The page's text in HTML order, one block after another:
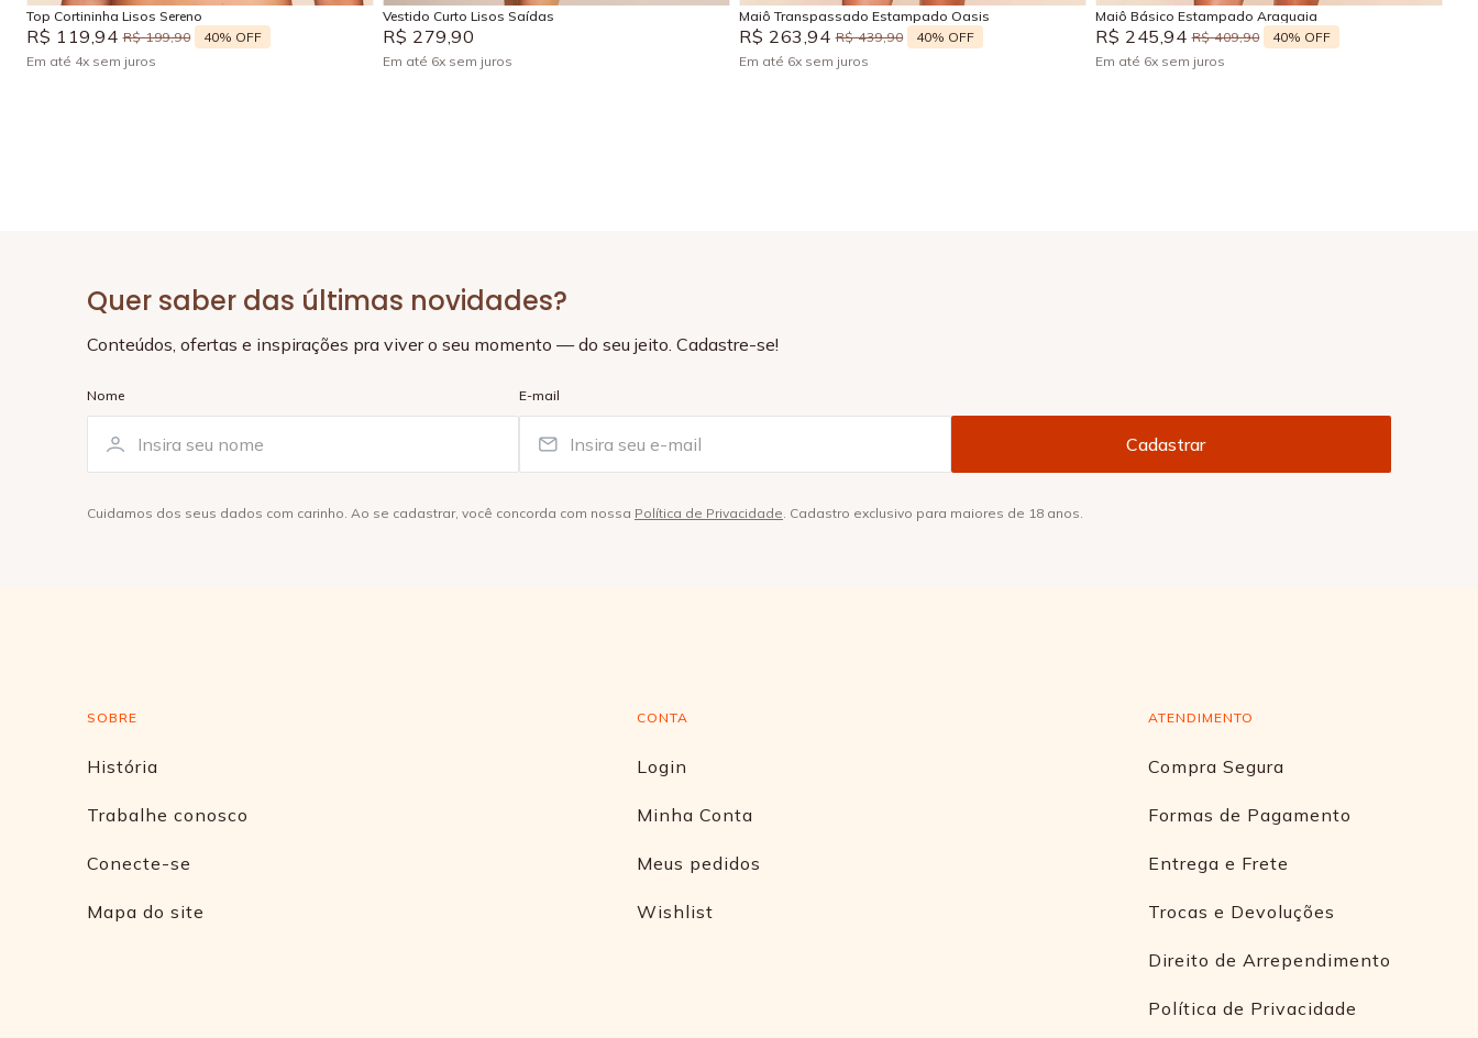
Top Cortininha Lisos Sereno
R$ 119,94 R$ 199,90 40% OFF
Em até 4x sem juros
Vestido Curto Lisos Saídas
R$ 279,90
Em até 6x sem juros
Maiô Transpassado Estampado Oasis
R$ 263,94 R$ 439,90 40% OFF
Em até 6x sem juros
Maiô Básico Estampado Araguaia
R$ 245,94 R$ 409,90 40% OFF
Em até 6x sem juros
Quer saber das últimas novidades?
Conteúdos, ofertas e inspirações pra viver o seu momento — do seu jeito. Cadastre-se!
Nome E-mail
Cuidamos dos seus dados com carinho. Ao se cadastrar, você concorda com nossa Política de Privacidade. Cadastro exclusivo para maiores de 18 anos.
SOBRE
História
Trabalhe conosco
Conecte-se
Mapa do site
CONTA
Login
Minha Conta
Meus pedidos
Wishlist
ATENDIMENTO
Compra Segura
Formas de Pagamento
Entrega e Frete
Trocas e Devoluções
Direito de Arrependimento
Política de Privacidade